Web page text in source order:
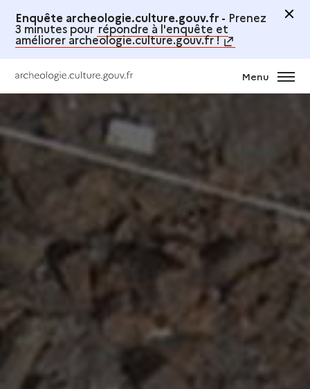
Enquête archeologie.culture.gouv.fr - Prenez
3 minutes pour répondre à l'enquête et
améliorer archeologie.culture.gouv.fr !
Menu